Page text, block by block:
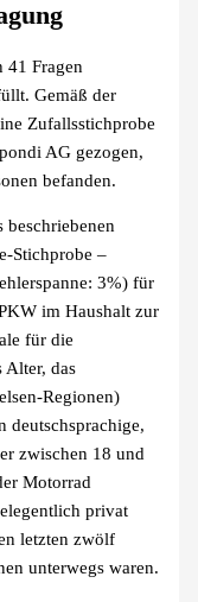
41 Fragen
Gemäß der
Zufallsstichprobe
AG gezogen,
befanden.
Stichprobe –
3%) für
im Haushalt zur
für die
Alter, das
Regionen)
deutschsprachige,
zwischen 18 und
Motorrad
privat
letzten zwölf
unterwegs waren.